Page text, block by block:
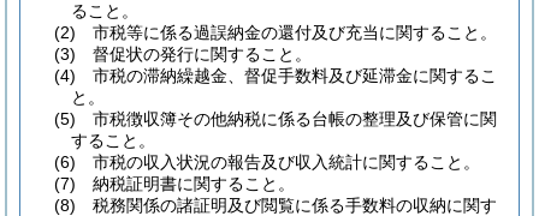
ること。
(2)
市税等に係る過誤納金の還付及び充当に関すること。
(3)
督促状の発行に関すること。
(4)
市税の滞納繰越金、督促手数料及び延滞金に関するこ
と。
(5)
市税徴収簿その他納税に係る台帳の整理及び保管に関
すること。
(6)
市税の収入状況の報告及び収入統計に関すること。
(7)
納税証明書に関すること。
(8)
税務関係の諸証明及び閲覧に係る手数料の収納に関す